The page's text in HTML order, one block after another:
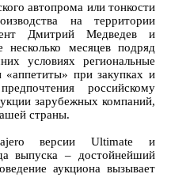
автопрома или тонкости
на территории
Дмитрий Медведев и
месяцев подряд
условиях региональные
при закупках и
российскому
зарубежных компаний,
страны.
версии Ultimate и
выпуска – достойнейший
аукциона вызывает